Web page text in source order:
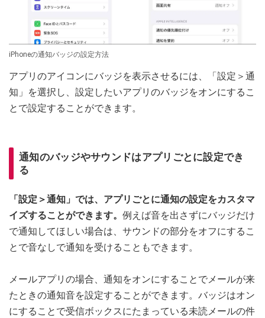
iPhoneの通知バッジの設定方法
アプリのアイコンにバッジを表示させるには、「設定＞通
知」を選択し、設定したいアプリのバッジをオンにするこ
とで設定することができます。
通知のバッジやサウンドはアプリごとに設定でき
る
「設定＞通知」では、アプリごとに通知の設定をカスタマ
イズすることができます。 例えば音を出さずにバッジだけ
で通知してほしい場合は、サウンドの部分をオフにするこ
とで音なしで通知を受けることもできます。
メールアプリの場合、通知をオンにすることでメールが来
たときの通知音を設定することができます。バッジはオン
にすることで受信ボックスにたまっている未読メールの件